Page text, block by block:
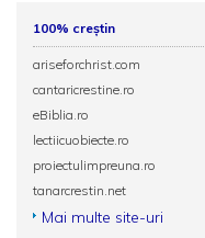
100% creștin
ariseforchrist.com
cantaricrestine.ro
eBiblia.ro
lectiicuobiecte.ro
proiectulimpreuna.ro
tanarcrestin.net
Mai multe site-uri